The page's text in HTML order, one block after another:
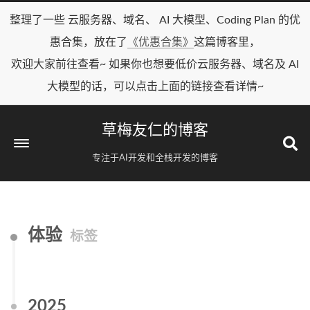
整理了一些 云服务器、域名、 AI 大模型、Coding Plan 的优
惠合集，放在了
《优惠合集》 这篇博客里，
欢迎大家前往查看~ 如果你也想要低价云服务器、域名及 AI
大模型的话，可以点击上面的链接查看详情~
草梅友仁的博客
专注于AI开发和全栈开发的博客
体验 标签
2025